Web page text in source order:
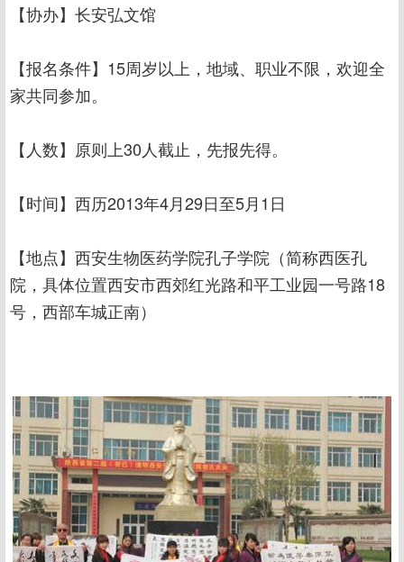
【协办】长安弘文馆
【报名条件】15周岁以上，地域、职业不限，欢迎全
家共同参加。
【人数】原则上30人截止，先报先得。
【时间】西历2013年4月29日至5月1日
【地点】西安生物医药学院孔子学院（简称西医孔
院，具体位置西安市西郊红光路和平工业园一号路18
号，西部车城正南）